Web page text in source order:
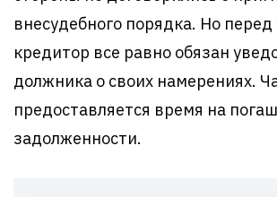
внесудебного порядка. Но перед
кредитор все равно обязан
должника о своих намерениях.
предоставляется время на
задолженности.